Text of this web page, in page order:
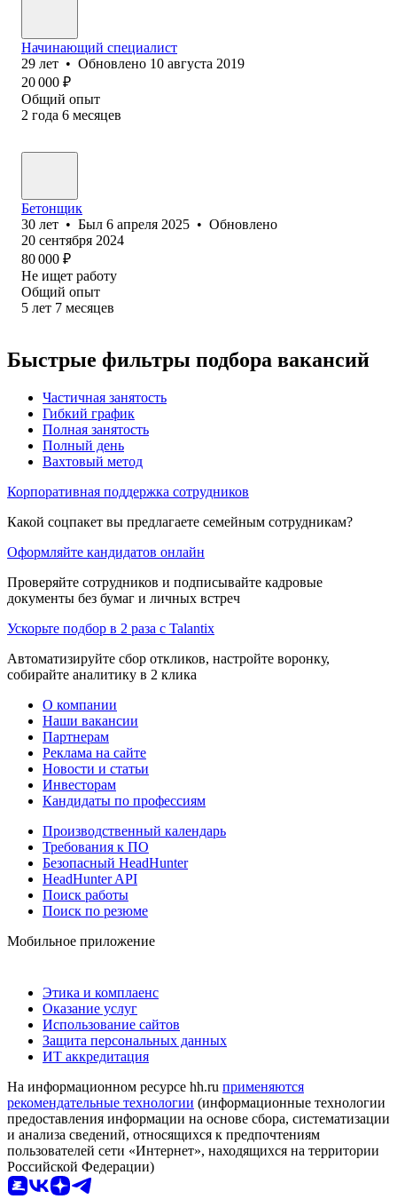
Начинающий специалист
29 лет • Обновлено 10 августа 2019
20 000 ₽
Общий опыт
2 года 6 месяцев
Бетонщик
30 лет • Был 6 апреля 2025 • Обновлено
20 сентября 2024
80 000 ₽
Не ищет работу
Общий опыт
5 лет 7 месяцев
Быстрые фильтры подбора вакансий
Частичная занятость
Гибкий график
Полная занятость
Полный день
Вахтовый метод
Корпоративная поддержка сотрудников
Какой соцпакет вы предлагаете семейным сотрудникам?
Оформляйте кандидатов онлайн
Проверяйте сотрудников и подписывайте кадровые
документы без бумаг и личных встреч
Ускорьте подбор в 2 раза с Talantix
Автоматизируйте сбор откликов, настройте воронку,
собирайте аналитику в 2 клика
О компании
Наши вакансии
Партнерам
Реклама на сайте
Новости и статьи
Инвесторам
Кандидаты по профессиям
Производственный календарь
Требования к ПО
Безопасный HeadHunter
HeadHunter API
Поиск работы
Поиск по резюме
Мобильное приложение
Этика и комплаенс
Оказание услуг
Использование сайтов
Защита персональных данных
ИТ аккредитация
На информационном ресурсе hh.ru применяются
рекомендательные технологии (информационные технологии
предоставления информации на основе сбора, систематизации
и анализа сведений, относящихся к предпочтениям
пользователей сети «Интернет», находящихся на территории
Российской Федерации)